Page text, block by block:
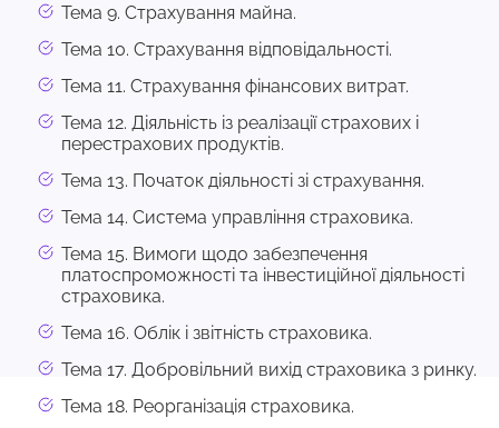
Тема 9. Страхування майна.
Тема 10. Страхування відповідальності.
Тема 11. Страхування фінансових витрат.
Тема 12. Діяльність із реалізації страхових і
перестрахових продуктів.
Тема 13. Початок діяльності зі страхування.
Тема 14. Система управління страховика.
Тема 15. Вимоги щодо забезпечення
платоспроможності та інвестиційної діяльності
страховика.
Тема 16. Облік і звітність страховика.
Тема 17. Добровільний вихід страховика з ринку.
Тема 18. Реорганізація страховика.